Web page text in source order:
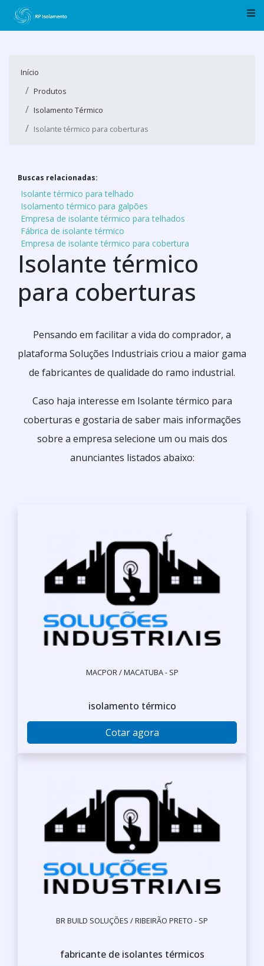
Início
Produtos
Isolamento Térmico
Isolante térmico para coberturas
Buscas relacionadas:
Isolante térmico para telhado
Isolamento térmico para galpões
Empresa de isolante térmico para telhados
Fábrica de isolante térmico
Empresa de isolante térmico para cobertura
Isolante térmico
para coberturas
Pensando em facilitar a vida do comprador, a
plataforma Soluções Industriais criou a maior gama
de fabricantes de qualidade do ramo industrial.
Caso haja interesse em Isolante térmico para
coberturas e gostaria de saber mais informações
sobre a empresa selecione um ou mais dos
anunciantes listados abaixo:
MACPOR / MACATUBA - SP
isolamento térmico
Cotar agora
BR BUILD SOLUÇÕES / RIBEIRÃO PRETO - SP
fabricante de isolantes térmicos